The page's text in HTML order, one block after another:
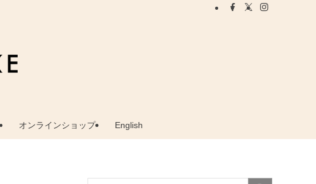
オンラインショップ English